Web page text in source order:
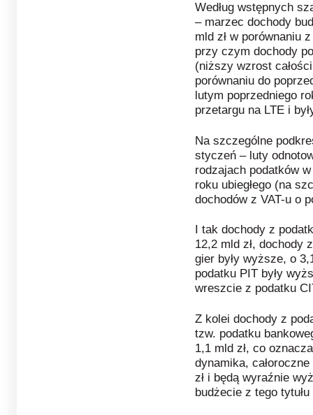
Według wstępnych
– marzec dochody
mld zł w porównaniu
przy czym dochody
(niższy wzrost
porównaniu do
lutym poprzedniego
przetargu na LTE i
Na szczególne
styczeń – luty
rodzajach podatków
roku ubiegłego (na
dochodów z VAT-u o
I tak dochody z
12,2 mld zł, dochody
gier były wyższe, o
podatku PIT były
wreszcie z podatku
Z kolei dochody z
tzw. podatku
1,1 mld zł, co
dynamika,
zł i będą wyraźnie
budżecie z tego